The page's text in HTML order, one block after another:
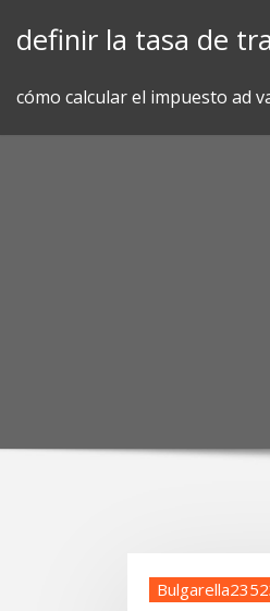
definir la tasa de
cómo calcular el impuesto ad